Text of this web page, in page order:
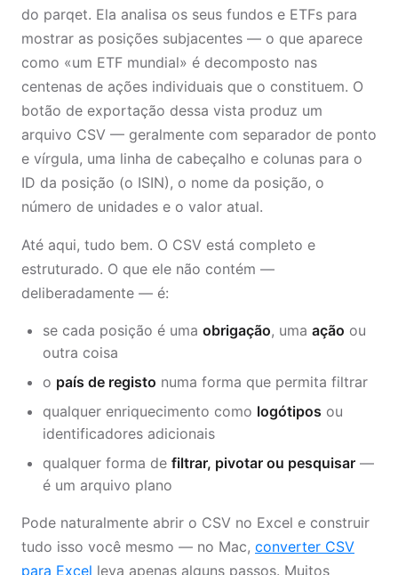
do parqet. Ela analisa os seus fundos e ETFs para
mostrar as posições subjacentes — o que aparece
como «um ETF mundial» é decomposto nas
centenas de ações individuais que o constituem. O
botão de exportação dessa vista produz um
arquivo CSV — geralmente com separador de ponto
e vírgula, uma linha de cabeçalho e colunas para o
ID da posição (o ISIN), o nome da posição, o
número de unidades e o valor atual.
Até aqui, tudo bem. O CSV está completo e
estruturado. O que ele não contém —
deliberadamente — é:
se cada posição é uma obrigação, uma ação ou
outra coisa
o país de registo numa forma que permita filtrar
qualquer enriquecimento como logótipos ou
identificadores adicionais
qualquer forma de filtrar, pivotar ou pesquisar —
é um arquivo plano
Pode naturalmente abrir o CSV no Excel e construir
tudo isso você mesmo — no Mac, converter CSV
para Excel leva apenas alguns passos. Muitos